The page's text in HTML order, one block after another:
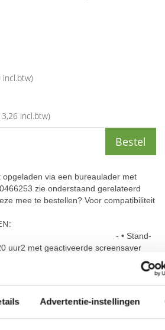
Advertentie-instellingen
incl.btw)
,26 incl.btw)
Bestel
opgeladen via een bureaulader met
zie onderstaand gerelateerd
mee te bestellen? Voor compatibiliteit
- • Stand-
uur2 met geactiveerde screensaver
Talk (PTT)
messaging•
alarm*•